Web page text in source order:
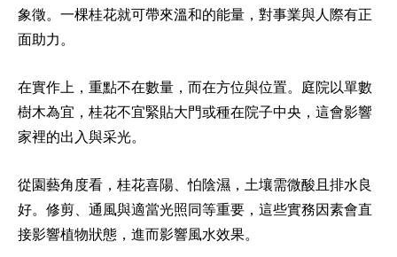
象徵。一棵桂花就可帶來溫和的能量，對事業與人際有正
面助力。
在實作上，重點不在數量，而在方位與位置。庭院以單數
樹木為宜，桂花不宜緊貼大門或種在院子中央，這會影響
家裡的出入與采光。
從園藝角度看，桂花喜陽、怕陰濕，土壤需微酸且排水良
好。修剪、通風與適當光照同等重要，這些實務因素會直
接影響植物狀態，進而影響風水效果。